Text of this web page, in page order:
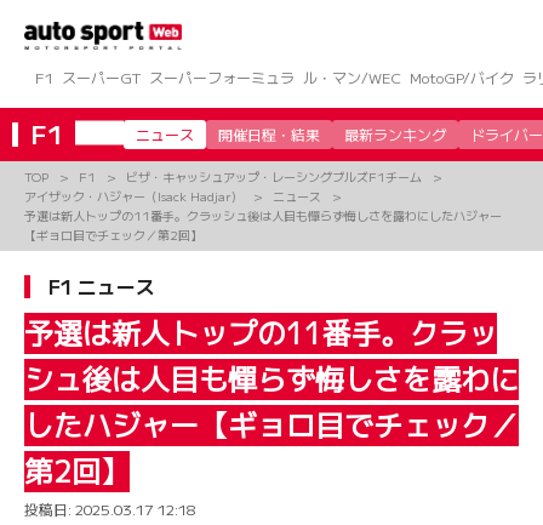
ツ
へ
ス
キ
F1 スーパーGT スーパーフォーミュラ ル・マン/WEC MotoGP/バイク ラ
F1 ニュース 開催日程・結果 最新ランキング ドライバー
TOP F1
ビザ・キャッシュアップ・レーシングブルズF1チーム
アイザック・ハジャー（Isack Hadjar）
ニュース
予選は新人トップの11番手。クラッシュ後は人目も憚らず悔しさを露わにしたハジャー
【ギョロ目でチェック／第2回】
F1 ニュース
予選は新人トップの11番手。クラッ
シュ後は人目も憚らず悔しさを露わに
したハジャー【ギョロ目でチェック／
第2回】
投稿日: 2025.03.17 12:18